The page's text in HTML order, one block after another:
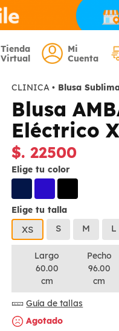
Tienda
Virtual
Mi
Cuenta
CLINICA• Blusa
Blusa
Eléctrico
$. 22500
Elige tu color
Elige tu talla
XS S M L
Largo
60.00
cm
Pecho
96.00
cm
Guía de tallas
Agotado